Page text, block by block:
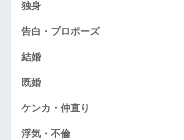
独身
告白・プロポーズ
結婚
既婚
ケンカ・仲直り
浮気・不倫